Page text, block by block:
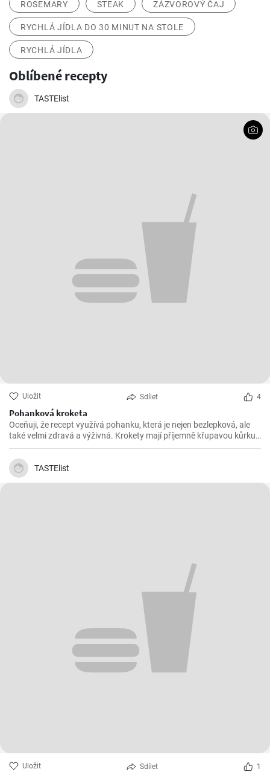
ROSEMARY STEAK ZÁZVOROVÝ ČAJ
RYCHLÁ JÍDLA DO 30 MINUT NA STOLE
RYCHLÁ JÍDLA
Oblíbené recepty
TASTElist
Uložit Sdílet 4
Pohanková kroketa
Oceňuji, že recept využívá pohanku, která je nejen bezlepková, ale
také velmi zdravá a výživná. Krokety mají příjemně křupavou kůrku
a jemně oříškovou chuť pohanky. Doporučil bych je podávat s
dipemz jogurtu a česneku nebo se svěžím salátem.
TASTElist
Uložit Sdílet 1